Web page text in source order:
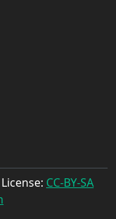
CC-BY-SA